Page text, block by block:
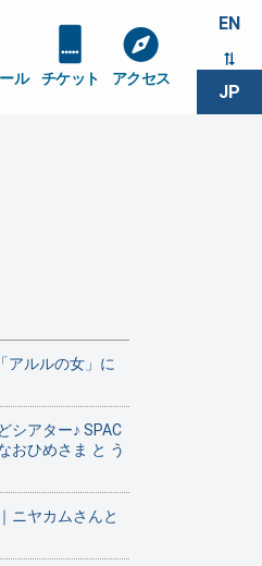
EN
JP
ル チケット アクセス
アルルの女」に
シアター♪ SPAC
おひめさま と う
ニヤカムさんと